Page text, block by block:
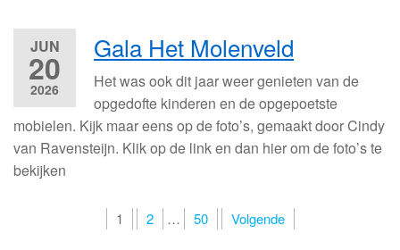
JUN
20
2026
Gala Het Molenveld
Het was ook dit jaar weer genieten van de
opgedofte kinderen en de opgepoetste
mobielen. Kijk maar eens op de foto’s, gemaakt door Cindy
van Ravensteijn. Klik op de link en dan hier om de foto’s te
bekijken
Berichten
1 2 … 50 Volgende